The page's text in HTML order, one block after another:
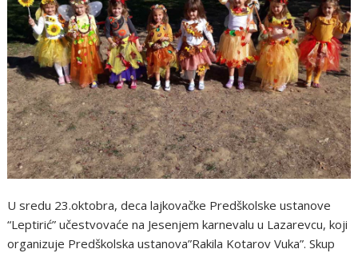
U sredu 23.oktobra, deca lajkovačke Predškolske ustanove
“Leptirić” učestvovaće na Jesenjem karnevalu u Lazarevcu, koji
organizuje Predškolska ustanova”Rakila Kotarov Vuka”. Skup